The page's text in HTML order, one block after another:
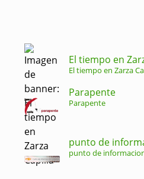
El tiempo en
El tiempo en Zarza
Parapente
Parapente
punto de
punto de